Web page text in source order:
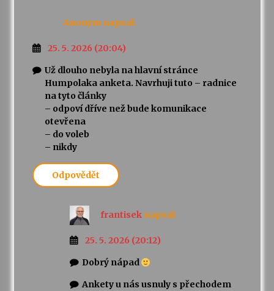
Anonym napsal:
25. 5. 2026 (20:04)
Už dlouho nebyla na hlavní stránce
Humpolaka anketa. Navrhuji tuto – radnice
na tyto články
– odpoví dříve než bude komunikace
otevřena
– do voleb
– nikdy
Odpovědět
frantisek napsal:
25. 5. 2026 (20:12)
Dobrý nápad
Ankety u nás usnuly s přechodem